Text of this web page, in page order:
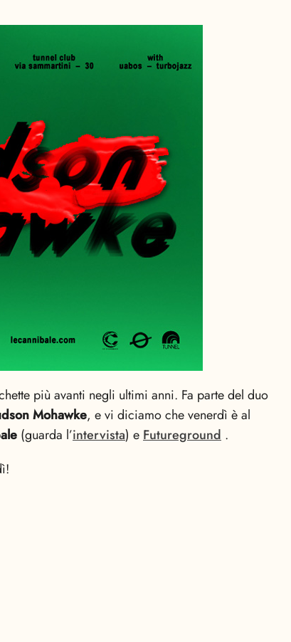
più avanti negli ultimi anni. Fa parte del duo
Mohawke, e vi diciamo che venerdì è al
(guarda l’intervista) e Futureground .